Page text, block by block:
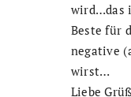
wird…das
Beste für
negative
wirst…
Liebe